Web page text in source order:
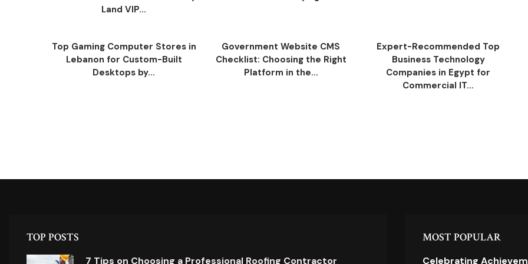
Land VIP...
Top Gaming Computer Stores in
Lebanon for Custom-Built
Desktops by...
Government Website CMS
Checklist: Choosing the Right
Platform in the...
Expert-Recommended Top
Business Technology
Companies in Egypt for
Commercial IT...
TOP POSTS
7 Tips on Choosing a Professional Roofing Contractor
MOST POPULAR
Celebrating